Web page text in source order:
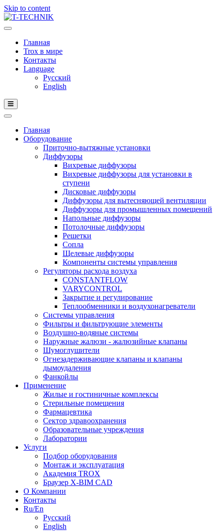
Skip to content
Главная
Trox в мире
Контакты
Language
Русский
English
Главная
Оборудование
Приточно-вытяжные установки
Диффузоры
Вихревые диффузоры
Вихревые диффузоры для установки в
ступени
Дисковые диффузоры
Диффузоры для вытесняющей вентиляции
Диффузоры для промышленных помещений
Напольные диффузоры
Потолочные диффузоры
Решетки
Сопла
Щелевые диффузоры
Компоненты системы управления
Регуляторы расхода воздуха
CONSTANTFLOW
VARYCONTROL
Закрытие и регулирование
Теплообменники и воздухонагреватели
Системы управления
Фильтры и фильтрующие элементы
Воздушно-водяные системы
Наружные жалюзи - жалюзийные клапаны
Шумоглушители
Огнезадерживающие клапаны и клапаны
дымоудаления
Фанкойлы
Применение
Жилые и гостиничные комплексы
Стерильные помещения
Фармацевтика
Сектор здравоохранения
Образовательные учреждения
Лаборатории
Услуги
Подбор оборудования
Монтаж и эксплуатация
Академия TROX
Браузер X-BIM CAD
О Компании
Контакты
Ru/En
Русский
English